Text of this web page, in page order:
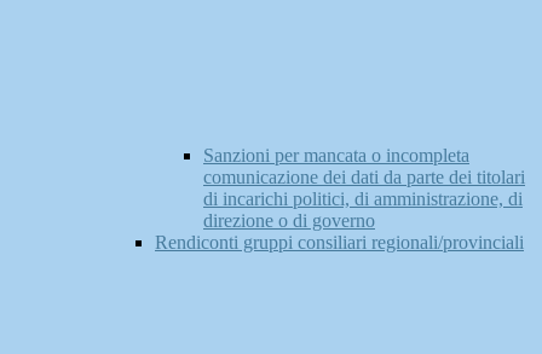
Sanzioni per mancata o incompleta
comunicazione dei dati da parte dei titolari
di incarichi politici, di amministrazione, di
direzione o di governo
Rendiconti gruppi consiliari regionali/provinciali